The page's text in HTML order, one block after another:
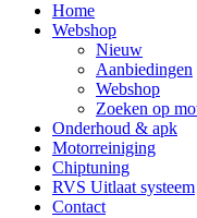
Home
Webshop
Nieuw
Aanbiedingen
Webshop
Zoeken op
Onderhoud & apk
Motorreiniging
Chiptuning
RVS Uitlaat systeem
Contact